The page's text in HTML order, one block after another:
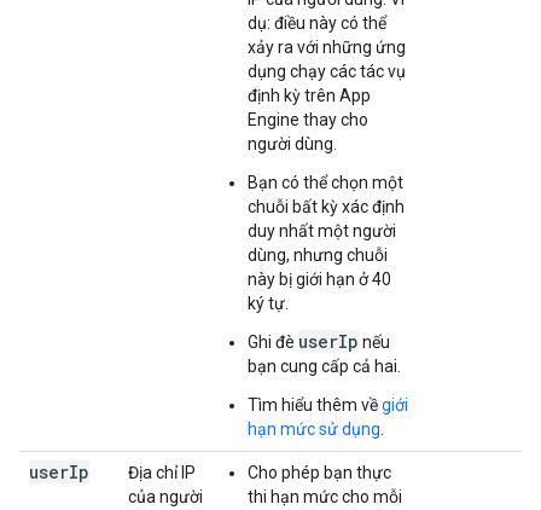
dụ: điều này có thể
xảy ra với những ứng
dụng chạy các tác vụ
định kỳ trên App
Engine thay cho
người dùng.
Bạn có thể chọn một
chuỗi bất kỳ xác định
duy nhất một người
dùng, nhưng chuỗi
này bị giới hạn ở 40
ký tự.
Ghi đè userIp nếu
bạn cung cấp cả hai.
Tìm hiểu thêm vềgiới
hạn mức sử dụng
userIp
Địa chỉ IP
của người
Cho phép bạn thực
thi hạn mức cho mỗi